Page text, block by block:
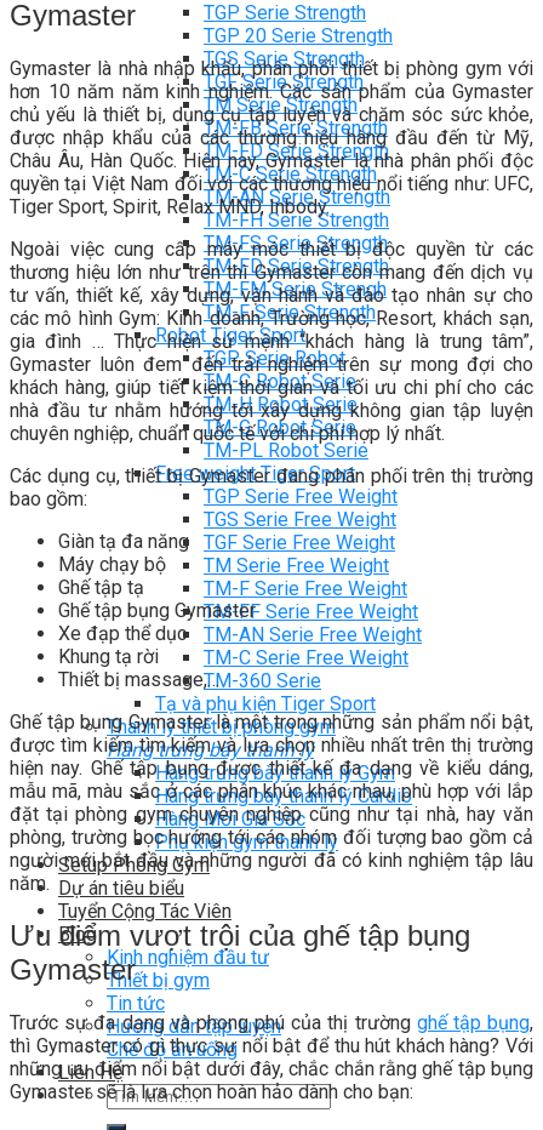
TGP Serie Strength
TGP 20 Serie Strength
TGS Serie Strength
TGF Serie Strength
TM Serie Strength
TM-FB Serie Strength
TM-FD Serie Strength
TM-C Serie Strength
TM-AN Serie Strength
TM-FH Serie Strength
TM-FS Serie Strength
TM-FD Serie Strength
TM-FM Serie Strengh
TM-F Serie Strength
Robot Tiger Sport
TGP Serie Robot
TM-C Robot Serie
TM-H Robot Serie
TM-G Robot Serie
TM-PL Robot Serie
Free weight Tiger Sport
TGP Serie Free Weight
TGS Serie Free Weight
TGF Serie Free Weight
TM Serie Free Weight
TM-F Serie Free Weight
TM-FF Serie Free Weight
TM-AN Serie Free Weight
TM-C Serie Free Weight
TM-360 Serie
Tạ và phụ kiện Tiger Sport
Thanh lý thiết bị phòng gym
Hàng trưng bày thanh lý
Hàng trưng bày thanh lý Gym
Hàng trưng bày thanh lý Cardio
Hàng Mới Giá Sốc
Phụ kiện gym thanh lý
Setup Phòng Gym
Dự án tiêu biểu
Tuyển Cộng Tác Viên
Blog
Kinh nghiệm đầu tư
Thiết bị gym
Tin tức
Hướng dẫn tập luyện
Chế độ ăn uống
Liên Hệ
Tìm
kiếm:
Gymaster
Gymaster là nhà nhập khẩu, phân phối thiết bị phòng gym với
hơn 10 năm năm kinh nghiệm. Các sản phẩm của Gymaster
chủ yếu là thiết bị, dụng cụ tập luyện và chăm sóc sức khỏe,
được nhập khẩu của các thương hiệu hàng đầu đến từ Mỹ,
Châu Âu, Hàn Quốc. Hiện nay, Gymaster là nhà phân phối độc
quyền tại Việt Nam đối với các thương hiệu nổi tiếng như: UFC,
Tiger Sport, Spirit, Relax MND, Inbody.
Ngoài việc cung cấp máy móc thiết bị độc quyền từ các
thương hiệu lớn như trên thì Gymaster còn mang đến dịch vụ
tư vấn, thiết kế, xây dựng, vận hành và đào tạo nhân sự cho
các mô hình Gym: Kinh doanh, Trường học, Resort, khách sạn,
gia đình … Thực hiện sứ mệnh “khách hàng là trung tâm”,
Gymaster luôn đem đến trải nghiệm trên sự mong đợi cho
khách hàng, giúp tiết kiệm thời gian và tối ưu chi phí cho các
nhà đầu tư nhằm hướng tới xây dựng không gian tập luyện
chuyên nghiệp, chuẩn quốc tế với chi phí hợp lý nhất.
Các dụng cụ, thiết bị Gymaster đang phân phối trên thị trường
bao gồm:
Giàn tạ đa năng
Máy chạy bộ
Ghế tập tạ
Ghế tập bụng Gymaster
Xe đạp thể dục
Khung tạ rời
Thiết bị massage,…
Ghế tập bụng Gymaster là một trong những sản phẩm nổi bật,
được tìm kiếm tìm kiếm và lựa chọn nhiều nhất trên thị trường
hiện nay. Ghế tập bụng được thiết kế đa dạng về kiểu dáng,
mẫu mã, màu sắc ở các phân khúc khác nhau, phù hợp với lắp
đặt tại phòng gym chuyên nghiệp cũng như tại nhà, hay văn
phòng, trường học hướng tới các nhóm đối tượng bao gồm cả
người mới bắt đầu và những người đã có kinh nghiệm tập lâu
năm.
Ưu điểm vượt trội của ghế tập bụng
Gymaster
Trước sự đa dạng và phong phú của thị trường ghế tập bụng,
thì Gymaster có gì thực sự nổi bật để thu hút khách hàng? Với
những ưu điểm nổi bật dưới đây, chắc chắn rằng ghế tập bụng
Gymaster sẽ là lựa chọn hoàn hảo dành cho bạn: